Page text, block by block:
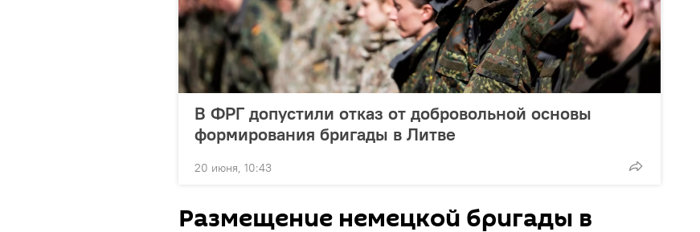
В ФРГ допустили отказ от добровольной основы
формирования бригады в Литве
20 июня, 10:43
Размещение немецкой бригады в